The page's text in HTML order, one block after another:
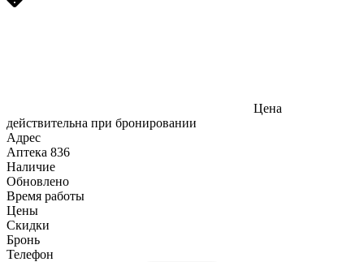
Цена
действительна при бронировании
Адрес
Аптека 836
Наличие
Обновлено
Время работы
Цены
Скидки
Бронь
Телефон